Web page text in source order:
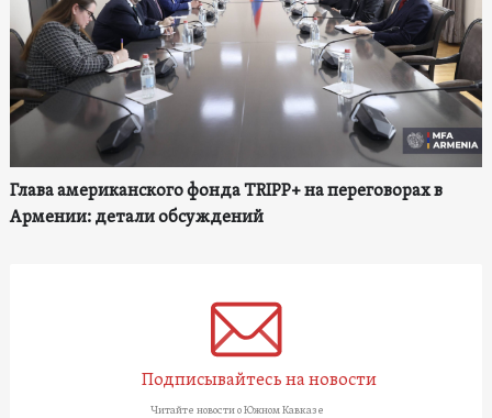
Глава американского фонда TRIPP+ на переговорах в
Армении: детали обсуждений
Подписывайтесь на новости
Читайте новости о Южном Кавказе